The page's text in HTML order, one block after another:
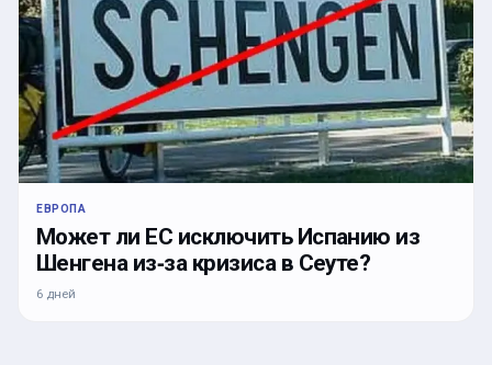
ЕВРОПА
Может ли ЕС исключить Испанию из
Шенгена из‑за кризиса в Сеуте?
6 дней